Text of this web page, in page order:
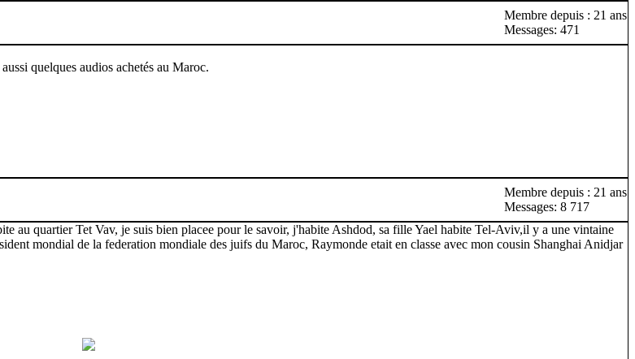
Membre depuis : 21 ans
Messages: 471
quelques audios achetés au Maroc.
Membre depuis : 21 ans
Messages: 8 717
au quartier Tet Vav, je suis bien placee pour le savoir, j'habite Ashdod, sa fille Yael habite Tel-Aviv,il y a une vintaine
mondial de la federation mondiale des juifs du Maroc, Raymonde etait en classe avec mon cousin Shanghai Anidjar